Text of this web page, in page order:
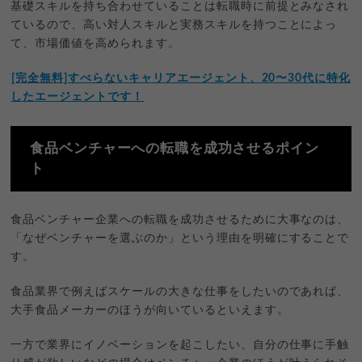
基礎スキルを持ち合わせていることは転職時に前提とみなされ
ているので、高い対人スキルと実務スキルを持つことによっ
て、市場価値を高められます。
︎[完全無料]すべらないキャリアエージェント、20〜30代に特化
したエージェントです！
食品ベンチャーへの転職を成功させるポイン
ト
食品ベンチャー企業への転職を成功させるために大事なのは、
「なぜベンチャーを選ぶのか」という理由を明確にすることで
す。
食品業界で例えばスケールの大きな仕事をしたいのであれば、
大手食品メーカーのほうが向いているといえます。
一方で業界にイノベーションを起こしたい、自分の仕事に手触